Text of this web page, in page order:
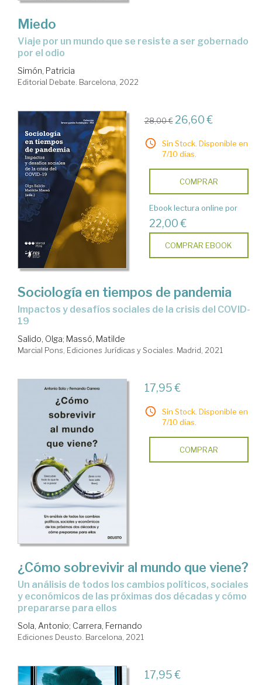
Miedo
viaje por un mundo que se resiste a ser gobernado
por el odio
Simón, Patricia
Editorial Debate. Barcelona, 2022
28,00 € 26,60 €
Sin Stock. Disponible en
7/10 días.
COMPRAR
Ebook lectura online por
22,00 €
COMPRAR EBOOK
Sociología en tiempos de pandemia
Impactos y desafíos sociales de la crisis del COVID-
19
Salido, Olga; Massó, Matilde
Marcial Pons, Ediciones Jurídicas y Sociales. Madrid, 2021
17,95 €
Sin Stock. Disponible en
7/10 días.
COMPRAR
¿Cómo sobrevivir al mundo que viene?
un análisis de todos los cambios políticos, sociales
y económicos de las próximas dos décadas y cómo
prepararse para ellos
Sola, Antonio; Carrera, Fernando
Ediciones Deusto. Barcelona, 2021
17,95 €